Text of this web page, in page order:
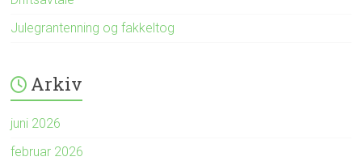
Julegrantenning og fakkeltog
Arkiv
juni 2026
februar 2026